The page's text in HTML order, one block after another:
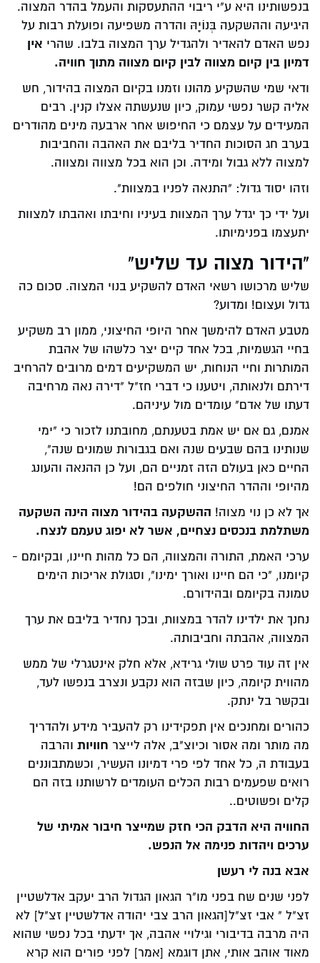
בנפשותינו היא ע"י ריבוי ההתעסקות והעמל בהדר המצוה.
היגיעה וההשקעה בְּנוֹיָהּ והדרה משפיעה ופועלת רבות על
נפש האדם להאדיר ולהגדיל ערך המצוה בלבו. שהרי אין
דמיון בין קיום מצווה לבין קיום מצווה מתוך חוויה.
ודאי שמי שהשקיע מהונו וזמנו בקיום המצוה בהידור, חש
אליה קשר נפשי עמוק, כיון שנעשתה אצלו קנין. רבים
המעידים על עצמם כי החיפוש אחר ארבעה מינים מהודרים
בערב חג הסוכות החדיר בליבם את האהבה והחביבות
למצוה ללא גבול ומידה. וכן הוא בכל מצווה ומצווה.
וזהו יסוד גדול: "התנאה לפניו במצוות".
ועל ידי כך יגדל ערך המצוות בעיניו וחיבתו ואהבתו למצוות
יתעצמו בפנימיותו.
"הידור מצוה עד שליש"
שליש מרכושו רשאי האדם להשקיע בנוי המצוה. סכום כה
גדול ועצום! ומדוע?
מטבע האדם להימשך אחר היופי החיצוני, ממון רב משקיע
בחיי הגשמיות, בכל אחד קיים יצר כלשהו של אהבת
המותרות וחיי הנוחות, יש המשקיעים דמים מרובים להרחיב
דירתם ולנאותה, ויטענו כי דברי חז"ל "דירה נאה מרחיבה
דעתו של אדם" עומדים מול עיניהם.
אמנם, גם אם יש אמת בטענתם, מחובתנו לזכור כי "ימי
שנותינו בהם שבעים שנה ואם בגבורות שמונים שנה",
החיים כאן בעולם הזה זמניים הם, ועל כן ההנאה והעונג
מהיופי וההדר החיצוני חולפים הם!
אך לא כן נוי מצוה! ההשקעה בהידור מצוה הינה השקעה
משתלמת בנכסים נצחיים, אשר לא יפוג טעמם לנצח.
ערכי האמת, התורה והמצווה, הם כל מהות חיינו, ובקיומם -
קיומנו, "כי הם חיינו ואורך ימינו", וסגולת אריכות הימים
טמונה בקיומם ובהידורם.
נחנך את ילדינו להדר במצוות, ובכך נחדיר בליבם את ערך
המצווה, אהבתה וחביבותה.
אין זה עוד פרט שולי גרידא, אלא חלק אינטגרלי של ממש
מהווית קיומה, כיון שבזה הוא נקבע ונצרב בנפשו לעד,
ובקשר בל ינתק.
כהורים ומחנכים אין תפקידינו רק להעביר מידע ולהדריך
מה מותר ומה אסור וכיוצ"ב, אלה לייצר חוויות והרבה
בעבודת ה, כל אחד לפי פרי דמיונו העשיר, וכשמתבוננים
רואים שפעמים רבות הכלים העומדים לרשותנו בזה הם
קלים ופשוטים..
החוויה היא הדבק הכי חזק שמייצר חיבור אמיתי של
ערכים ויהדות פנימה אל הנפש.
אבא בנה לי רעשן
לפני שנים שח בפני מו"ר הגאון הגדול הרב יעקב אדלשטיין
זצ"ל " אבי זצ"ל[הגאון הרב צבי יהודה אדלשטיין זצ"ל] לא
היה מרבה בדיבורי וגילויי אהבה, אך ידעתי בכל נפשי שהוא
מאוד אוהב אותי, אתן דוגמא [אמר] לפני פורים הוא קרא